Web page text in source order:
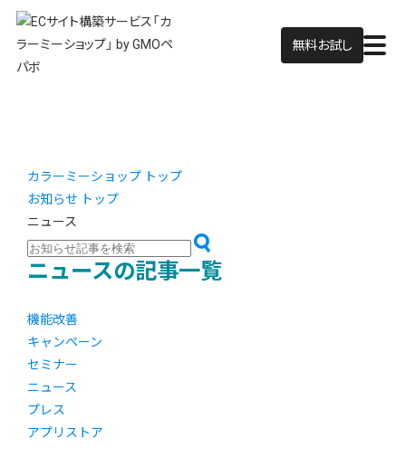
無料お試し
カラーミーショップ トップ
お知らせ トップ
ニュース
ニュースの記事一覧
機能改善
キャンペーン
セミナー
ニュース
プレス
アプリストア